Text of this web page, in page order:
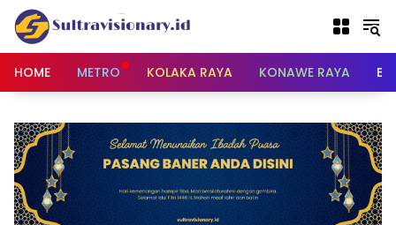
Langsung
konten
HOME
METRO KOLAKA RAYA KONAWE RAYA